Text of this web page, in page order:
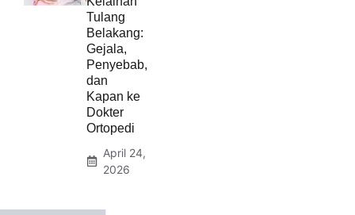
Tulang
Belakang:
Gejala,
Penyebab,
dan
Kapan ke
Dokter
Ortopedi
April 24,
2026